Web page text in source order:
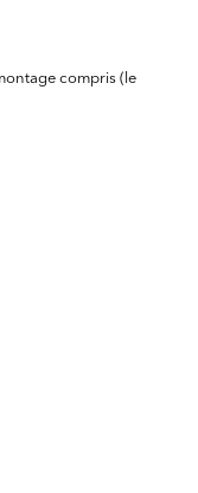
compris (le